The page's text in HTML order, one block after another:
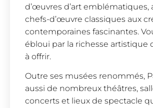
d’œuvres d’art emblématiques,
chefs-d’œuvre classiques aux
contemporaines fascinantes.
ébloui par la richesse artistique
à offrir.
Outre ses musées renommés,
aussi de nombreux théâtres,
concerts et lieux de spectacle